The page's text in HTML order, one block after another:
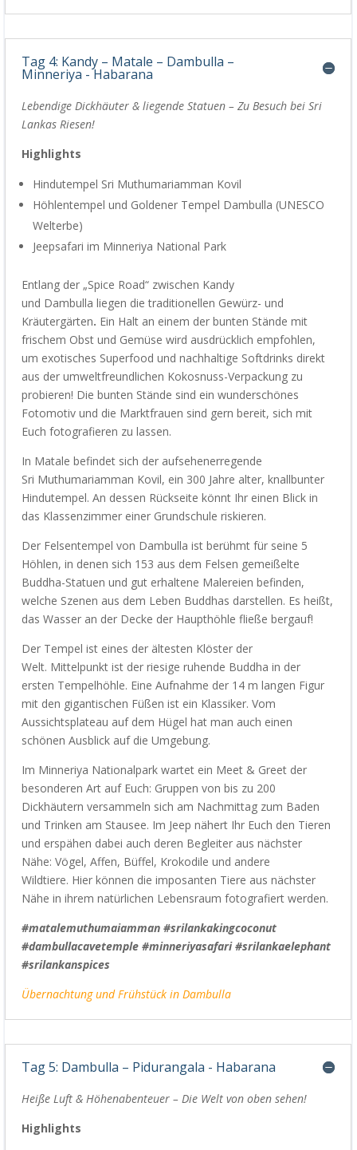
Tag 4: Kandy – Matale – Dambulla –
Minneriya - Habarana
Lebendige Dickhäuter & liegende Statuen – Zu Besuch bei Sri
Lankas Riesen!
Highlights
Hindutempel Sri Muthumariamman Kovil
Höhlentempel und Goldener Tempel Dambulla (UNESCO
Welterbe)
Jeepsafari im Minneriya National Park
Entlang der „Spice Road“ zwischen Kandy
und Dambulla liegen die traditionellen Gewürz- und
Kräutergärten. Ein Halt an einem der bunten Stände mit
frischem Obst und Gemüse wird ausdrücklich empfohlen,
um exotisches Superfood und nachhaltige Softdrinks direkt
aus der umweltfreundlichen Kokosnuss-Verpackung zu
probieren! Die bunten Stände sind ein wunderschönes
Fotomotiv und die Marktfrauen sind gern bereit, sichmit
Euchfotografieren zu lassen.
In Matale befindet sich der aufsehenerregende
Sri Muthumariamman Kovil, ein 300 Jahre alter,knallbunter
Hindutempel. An dessen Rückseite könnt Ihr einen Blick in
das Klassenzimmer einer Grundschule riskieren.
Der Felsentempel von Dambulla ist berühmt für seine 5
Höhlen, in denen sich 153 aus dem Felsen gemeißelte
Buddha-Statuen und gut erhaltene Malereien befinden,
welche Szenen aus dem Leben Buddhas darstellen. Es heißt,
das Wasser an der Decke der Haupthöhle fließe bergauf!
Der Tempel ist eines der ältesten Klöster der
Welt. Mittelpunkt ist der riesige ruhende Buddha in der
ersten Tempelhöhle. Eine Aufnahme der 14 m langen Figur
mit den gigantischen Füßen ist ein Klassiker.Vom
Aussichtsplateau auf dem Hügel hat man auch einen
schönen Ausblick auf die Umgebung.
Im Minneriya Nationalpark wartet ein Meet & Greet der
besonderen Art auf Euch: Gruppen von bis zu 200
Dickhäutern versammeln sich am Nachmittag zum Baden
und Trinken am Stausee. Im Jeep nähert Ihr Euch den Tieren
und erspähen dabei auch deren Begleiter aus nächster
Nähe: Vögel, Affen, Büffel, Krokodile und andere
Wildtiere. Hier können die imposanten Tiere aus nächster
Nähe in ihrem natürlichen Lebensraum fotografiert werden.
#matalemuthumaiamman #srilankakingcoconut
#dambullacavetemple #minneriyasafari #srilankaelephant
#srilankanspices
Übernachtung und Frühstück inDambulla
Tag 5: Dambulla – Pidurangala - Habarana
Heiße Luft & Höhenabenteuer – Die Welt von oben sehen!
Highlights